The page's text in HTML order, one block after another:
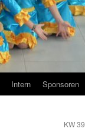
Intern Sponsoren
KW 39